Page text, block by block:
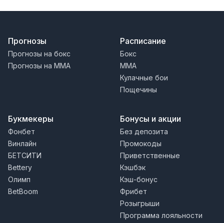
Прогнозы
Прогнозы на бокс
Прогнозы на MMA
Расписание
Бокс
MMA
Кулачные бои
Пощечины
Букмекеры
Фонбет
Винлайн
БЕТСИТИ
Bettery
Олимп
BetBoom
Бонусы и акции
Без депозита
Промокоды
Приветственные
Кэшбэк
Кэш-бонус
Фрибет
Розыгрыши
Программа лояльности